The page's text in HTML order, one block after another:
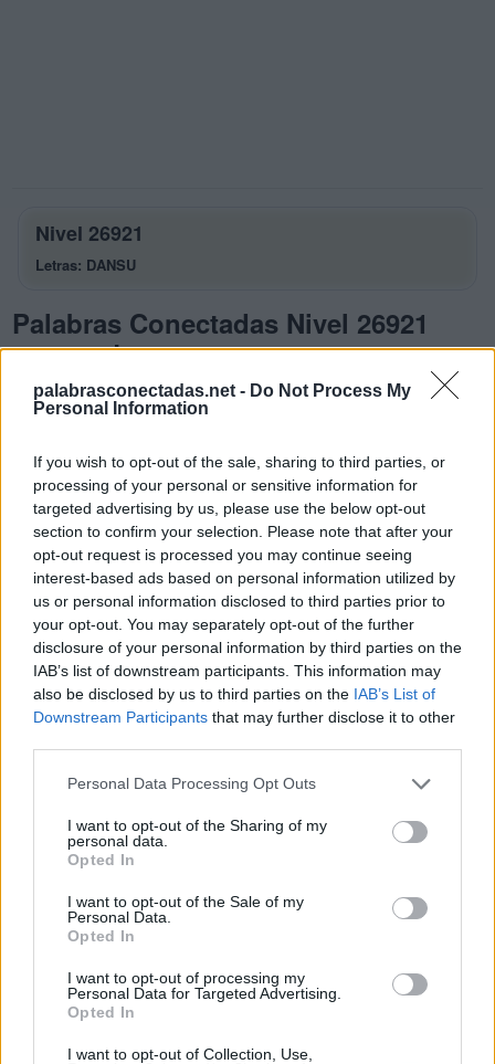
palabrasconectadas.net - Do Not Process My
Personal Information
If you wish to opt-out of the sale, sharing to third parties, or
processing of your personal or sensitive information for
targeted advertising by us, please use the below opt-out
section to confirm your selection. Please note that after your
opt-out request is processed you may continue seeing
interest-based ads based on personal information utilized by
us or personal information disclosed to third parties prior to
your opt-out. You may separately opt-out of the further
disclosure of your personal information by third parties on the
IAB’s list of downstream participants. This information may
also be disclosed by us to third parties on the IAB’s List of
Downstream Participants that may further disclose it to other
Personal Data Processing Opt Outs
I want to opt-out of the Sharing of my
personal data.
Opted In
I want to opt-out of the Sale of my
Personal Data.
Opted In
I want to opt-out of processing my
Personal Data for Targeted Advertising.
Opted In
I want to opt-out of Collection, Use,
Nivel 26921
Letras: DANSU
Palabras Conectadas Nivel 26921
respuestas
La respuesta a este rompecabezas es:
D
A
S
S
A
N
U
N
A
S
U D A
N
Palabras extra:
U
S
A
A
U
N
A
D N
BUSCAR MÁS
Por favor seleccione los niveles:
Palabras Conectadas Respuesta de nivel 26917
Palabras Conectadas Respuesta de nivel 26918
Palabras Conectadas Respuesta de nivel 26919